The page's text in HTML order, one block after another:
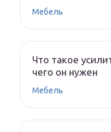
Мебель
Что такое
чего он нужен
Мебель